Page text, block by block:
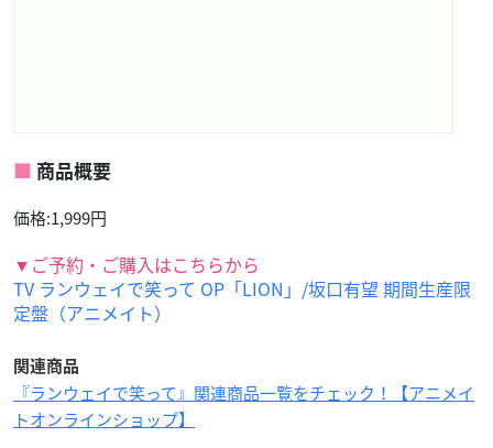
商品概要
価格:1,999円
▼ご予約・ご購入はこちらから
TV ランウェイで笑って OP「LION」/坂口有望 期間生産限
定盤（アニメイト）
関連商品
『ランウェイで笑って』関連商品一覧をチェック！【アニメイ
トオンラインショップ】